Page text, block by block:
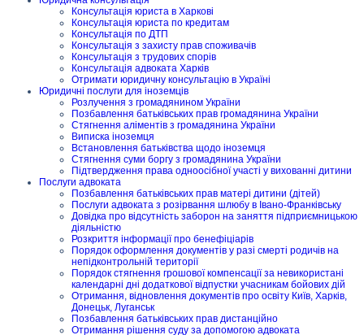
Консультація юриста в Харкові
Консультація юриста по кредитам
Консультація по ДТП
Консультація з захисту прав споживачів
Консультація з трудових спорів
Консультація адвоката Харків
Отримати юридичну консультацію в Україні
Юридичні послуги для іноземців
Розлучення з громадянином України
Позбавлення батьківських прав громадянина України
Стягнення аліментів з громадянина України
Виписка іноземця
Встановлення батьківства щодо іноземця
Стягнення суми боргу з громадянина України
Підтвердження права одноосібної участі у вихованні дитини
Послуги адвоката
Позбавлення батьківських прав матері дитини (дітей)
Послуги адвоката з розірвання шлюбу в Івано-Франківську
Довідка про відсутність заборон на заняття підприємницькою
діяльністю
Розкриття інформації про бенефіціарів
Порядок оформлення документів у разі смерті родичів на
непідконтрольній території
Порядок стягнення грошової компенсації за невикористані
календарні дні додаткової відпустки учасникам бойових дій
Отримання, відновлення документів про освіту Київ, Харків,
Донецьк, Луганськ
Позбавлення батьківських прав дистанційно
Отримання рішення суду за допомогою адвоката